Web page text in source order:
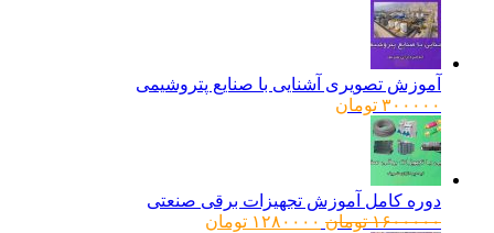
آموزش تصویری آشنایی با صنایع پتروشیمی
۳۰۰۰۰۰ تومان
دوره کامل آموزش تجهیزات برقی صنعتی
۱۶۰۰۰۰۰ تومانقیمت
۱۲۸۰۰۰۰ تومانقیمت